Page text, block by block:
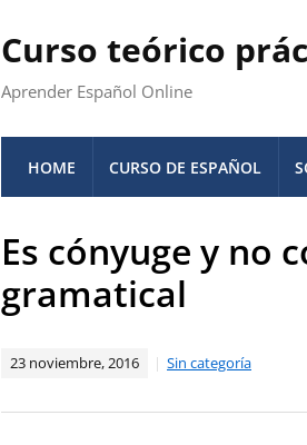
Curso teórico
Aprender Español Online
HOME CURSO DE ESPAÑOL
Es cónyuge y no
gramatical
23 noviembre, 2016 Sin categoría